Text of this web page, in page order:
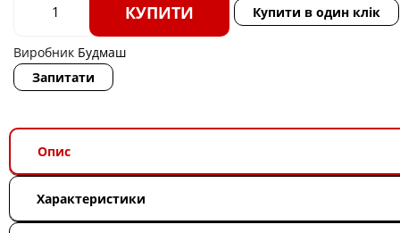
КУПИТИ Купити в один клік
Виробник Будмаш
Запитати
Опис
Характеристики